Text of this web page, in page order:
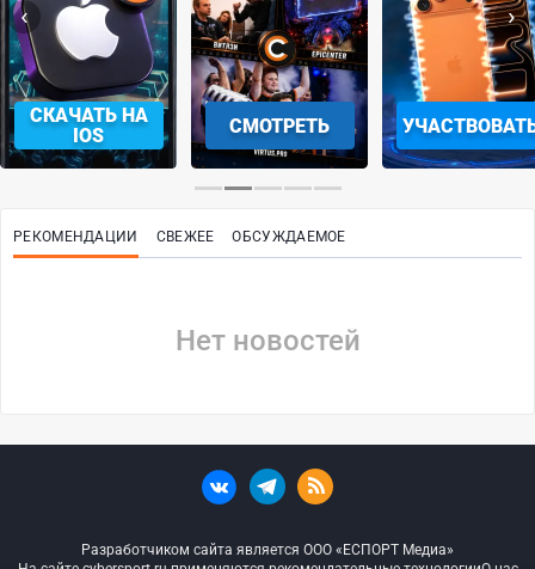
СКАЧАТЬ НА
IOS
СМОТРЕТЬ
‹ ›
РЕКОМЕНДАЦИИ СВЕЖЕЕ ОБСУЖДАЕМОЕ
Нет новостей
Разработчиком сайта является ООО «ЕСПОРТ Медиа»